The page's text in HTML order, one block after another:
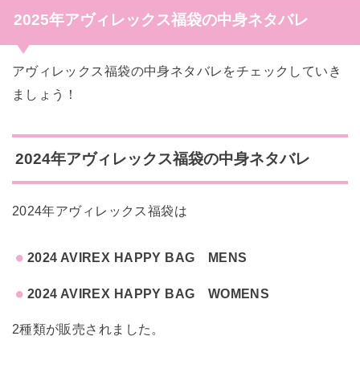
2025年アヴィレックス福袋の中身ネタバレ
アヴィレックス福袋の中身ネタバレをチェックしていき
ましょう！
2024年アヴィレックス福袋の中身ネタバレ
2024年アヴィレックス福袋は
2024 AVIREX HAPPY BAG MENS
2024 AVIREX HAPPY BAG WOMENS
2種類が販売されました。